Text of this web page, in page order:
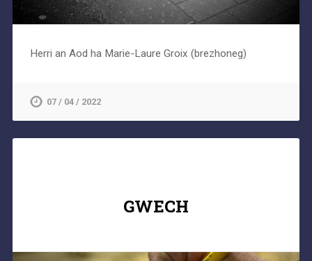
Herri an Aod ha Marie-Laure Groix (brezhoneg)
07 / 04 / 2022
GWECH